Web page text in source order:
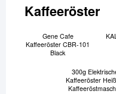
Kaffeeröster
Gene Cafe
Kaffeeröster CBR-101
Black
300g
Kaffeeröster